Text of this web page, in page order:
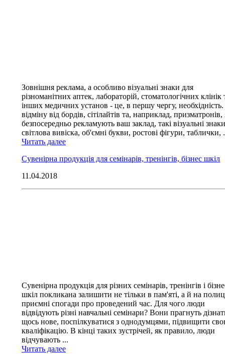
Зовнішня реклама, а особливо візуальні знаки для
різноманітних аптек, лабораторій, стоматологічних клінік
інших медичних установ - це, в першу чергу,
відміну від бордів, сітілайтів та, наприклад, призматронів,
безпосередньо рекламують ваш заклад, такі візуальні
світлова вивіска, об'ємні букви, ростові фігури, таблички,
Читать далее
Сувенірна продукція для семінарів, тренінгів, бізнес шкіл
11.04.2018
Сувенірна продукція для різних семінарів, тренінгів і
шкіл покликана залишити не тільки в пам'яті, а й на
приємні спогади про проведений час. Для чого люди
відвідують різні навчальні семінари? Вони прагнуть
щось нове, поспілкуватися з однодумцями, підвищити
кваліфікацію. В кінці таких зустрічей, як правило, люди
відчувають ...
Читать далее